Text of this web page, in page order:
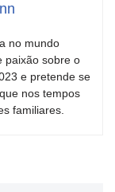
no mundo
paixão sobre o
e pretende se
nos tempos
familiares.